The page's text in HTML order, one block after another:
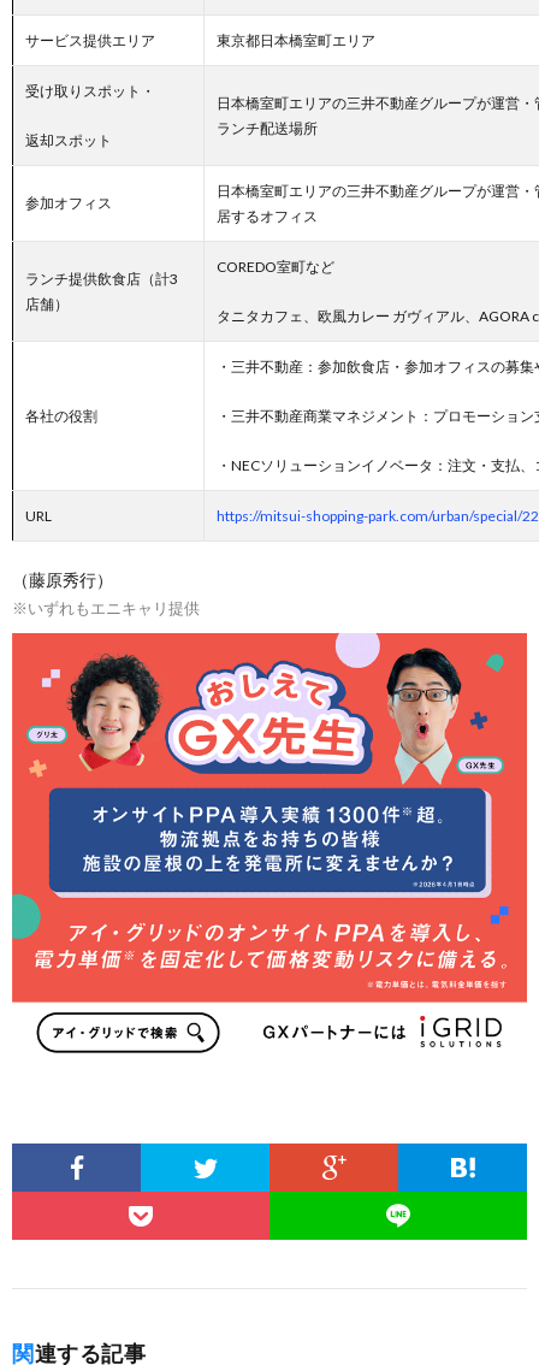
サービス提供エリア 東京都日本橋室町エリア
受け取りスポット・
返却スポット
日本橋室町エリアの三井不動産グループが運営
ランチ配送場所
参加オフィス
日本橋室町エリアの三井不動産グループが運営
居するオフィス
ランチ提供飲食店（計3
店舗）
COREDO室町など
タニタカフェ、欧風カレー ガヴィアル、AGORA
各社の役割
・三井不動産：参加飲食店・参加オフィスの募
・三井不動産商業マネジメント：プロモーション
・NECソリューションイノベータ：注文・支払
URL https://mitsui-shopping-park.com/urban/special/
（藤原秀行）
※いずれもエニキャリ提供
関連する記事